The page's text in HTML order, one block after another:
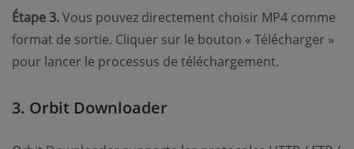
Étape 3.Vous pouvez directement choisir MP4 comme
format de sortie. Cliquer sur le bouton « Télécharger »
pour lancer le processus de téléchargement.
3. Orbit Downloader